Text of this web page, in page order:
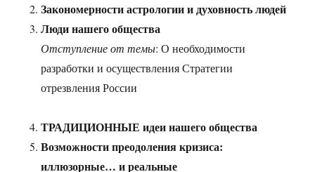
Закономерности астрологии и духовность людей
Люди нашего общества
Отступление от темы: О необходимости
разработки и осуществления Стратегии
отрезвления России
ТРАДИЦИОННЫЕ идеи нашего общества
Возможности преодоления кризиса:
иллюзорные… и реальные